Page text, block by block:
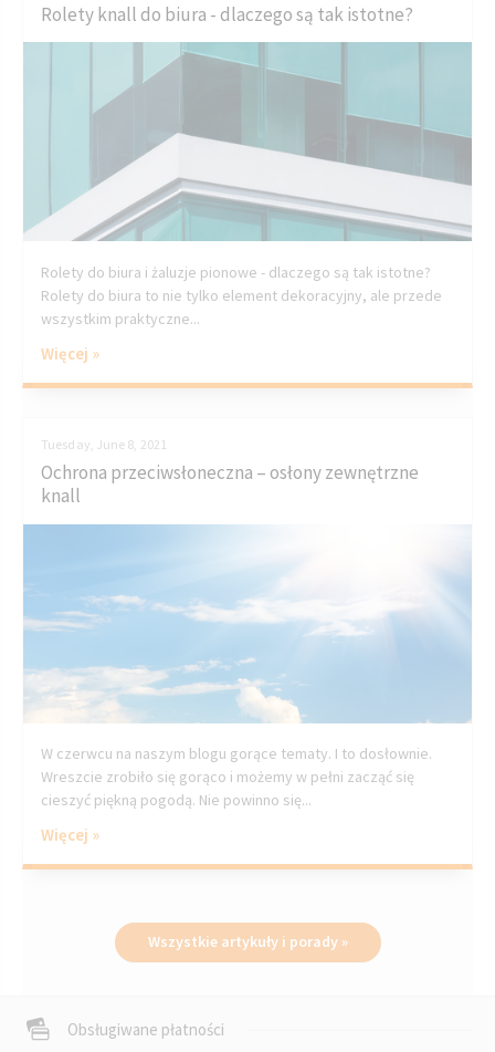
Rolety knall do biura - dlaczego są tak istotne?
Rolety do biura i żaluzje pionowe - dlaczego są tak istotne?
Rolety do biura to nie tylko element dekoracyjny, ale przede
wszystkim praktyczne...
Więcej »
Tuesday, June 8, 2021
Ochrona przeciwsłoneczna – osłony zewnętrzne
knall
W czerwcu na naszym blogu gorące tematy. I to dosłownie.
Wreszcie zrobiło się gorąco i możemy w pełni zacząć się
cieszyć piękną pogodą. Nie powinno się...
Więcej »
Wszystkie artykuły i porady »
Obsługiwane płatności